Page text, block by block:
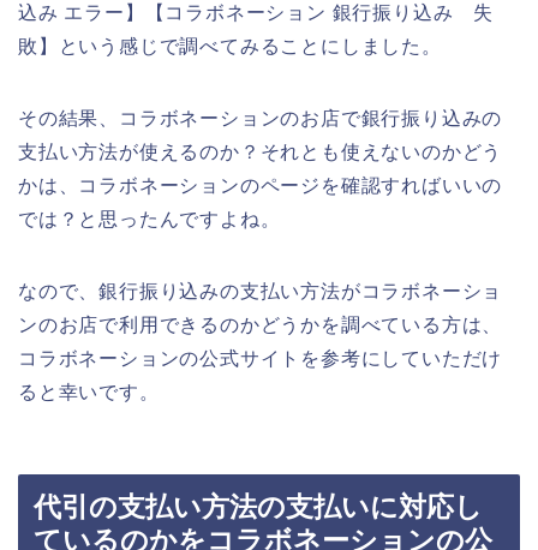
込み エラー】【コラボネーション 銀行振り込み 失
敗】という感じで調べてみることにしました。
その結果、コラボネーションのお店で銀行振り込みの
支払い方法が使えるのか？それとも使えないのかどう
かは、コラボネーションのページを確認すればいいの
では？と思ったんですよね。
なので、銀行振り込みの支払い方法がコラボネーショ
ンのお店で利用できるのかどうかを調べている方は、
コラボネーションの公式サイトを参考にしていただけ
ると幸いです。
代引の支払い方法の支払いに対応し
ているのかをコラボネーションの公